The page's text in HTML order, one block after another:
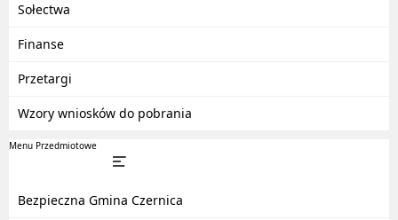
Sołectwa
Finanse
Przetargi
Wzory wniosków do pobrania
Menu Przedmiotowe
Bezpieczna Gmina Czernica